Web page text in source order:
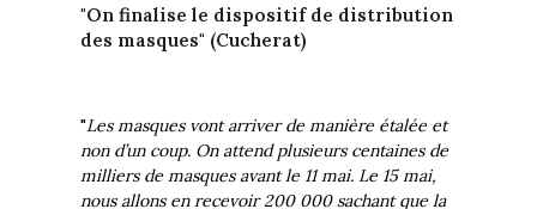
"On finalise le dispositif de distribution
des masques" (Cucherat)
"Les masques vont arriver de manière étalée et
non d’un coup. On attend plusieurs centaines de
milliers de masques avant le 11 mai. Le 15 mai,
nous allons en recevoir 200 000 sachant que la